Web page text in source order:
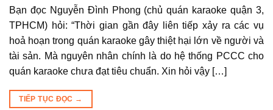
Bạn đọc Nguyễn Đình Phong (chủ quán karaoke quận 3,
TPHCM) hỏi: “Thời gian gần đây liên tiếp xảy ra các vụ
hoả hoạn trong quán karaoke gây thiệt hại lớn về người và
tài sản. Mà nguyên nhân chính là do hệ thống PCCC cho
quán karaoke chưa đạt tiêu chuẩn. Xin hỏi vậy […]
TIẾP TỤC ĐỌC →